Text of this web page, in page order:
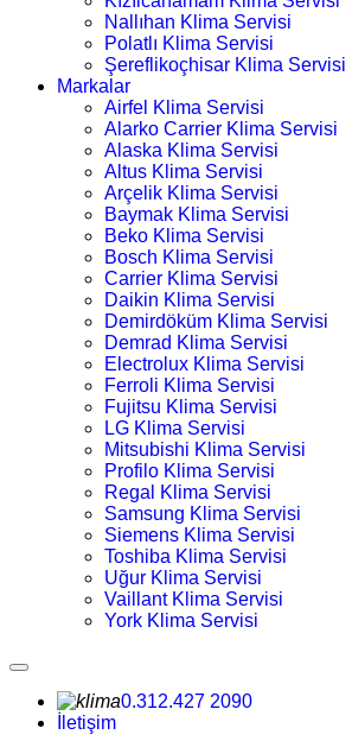
Nallıhan Klima Servisi
Polatlı Klima Servisi
Şereflikoçhisar Klima Servisi
Markalar
Airfel Klima Servisi
Alarko Carrier Klima Servisi
Alaska Klima Servisi
Altus Klima Servisi
Arçelik Klima Servisi
Baymak Klima Servisi
Beko Klima Servisi
Bosch Klima Servisi
Carrier Klima Servisi
Daikin Klima Servisi
Demirdöküm Klima Servisi
Demrad Klima Servisi
Electrolux Klima Servisi
Ferroli Klima Servisi
Fujitsu Klima Servisi
LG Klima Servisi
Mitsubishi Klima Servisi
Profilo Klima Servisi
Regal Klima Servisi
Samsung Klima Servisi
Siemens Klima Servisi
Toshiba Klima Servisi
Uğur Klima Servisi
Vaillant Klima Servisi
York Klima Servisi
0.312.427 2090
İletişim